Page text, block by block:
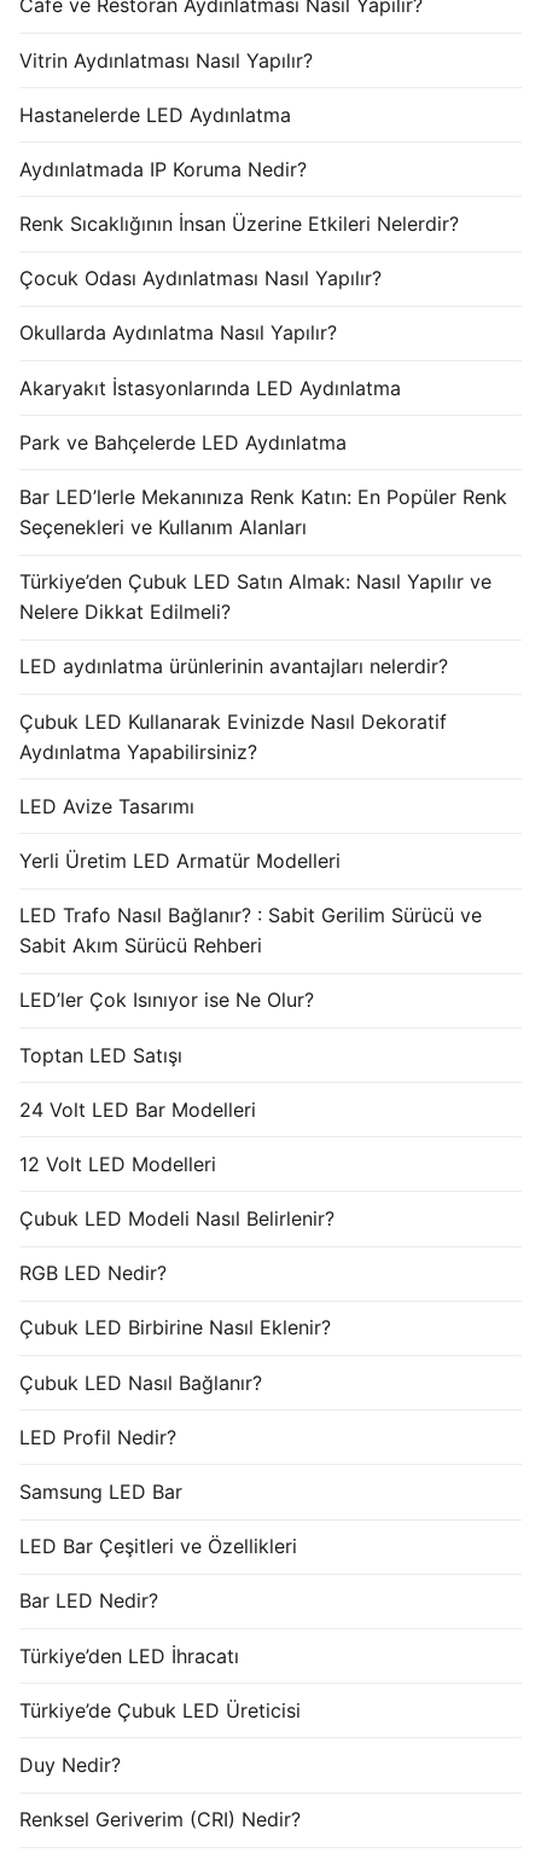
Cafe ve Restoran Aydınlatması Nasıl Yapılır?
Vitrin Aydınlatması Nasıl Yapılır?
Hastanelerde LED Aydınlatma
Aydınlatmada IP Koruma Nedir?
Renk Sıcaklığının İnsan Üzerine Etkileri Nelerdir?
Çocuk Odası Aydınlatması Nasıl Yapılır?
Okullarda Aydınlatma Nasıl Yapılır?
Akaryakıt İstasyonlarında LED Aydınlatma
Park ve Bahçelerde LED Aydınlatma
Bar LED’lerle Mekanınıza Renk Katın: En Popüler Renk
Seçenekleri ve Kullanım Alanları
Türkiye’den Çubuk LED Satın Almak: Nasıl Yapılır ve
Nelere Dikkat Edilmeli?
LED aydınlatma ürünlerinin avantajları nelerdir?
Çubuk LED Kullanarak Evinizde Nasıl Dekoratif
Aydınlatma Yapabilirsiniz?
LED Avize Tasarımı
Yerli Üretim LED Armatür Modelleri
LED Trafo Nasıl Bağlanır? : Sabit Gerilim Sürücü ve
Sabit Akım Sürücü Rehberi
LED’ler Çok Isınıyor ise Ne Olur?
Toptan LED Satışı
24 Volt LED Bar Modelleri
12 Volt LED Modelleri
Çubuk LED Modeli Nasıl Belirlenir?
RGB LED Nedir?
Çubuk LED Birbirine Nasıl Eklenir?
Çubuk LED Nasıl Bağlanır?
LED Profil Nedir?
Samsung LED Bar
LED Bar Çeşitleri ve Özellikleri
Bar LED Nedir?
Türkiye’den LED İhracatı
Türkiye’de Çubuk LED Üreticisi
Duy Nedir?
Renksel Geriverim (CRI) Nedir?